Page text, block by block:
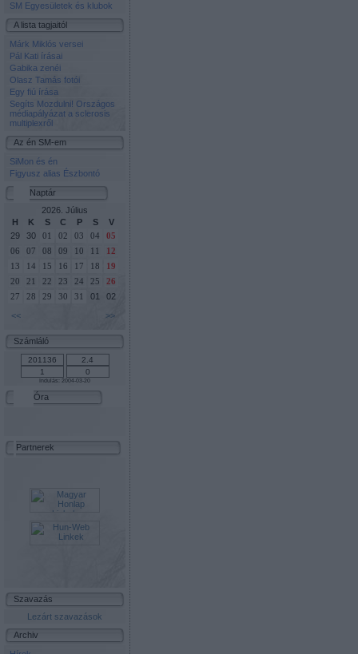
SM Egyesületek és klubok
A lista tagjaitól
Márk Miklós versei
Pál Kati írásai
Gabika zenéi
Olasz Tamás fotói
Egy fiú írása
Segíts Mozdulni! Országos
médiapályázat a sclerosis
multiplexről
Az én SM-em
SiMon és én
Figyusz alias Észbontó
Naptár
2026. Július
H
K S C P S
V
29
30 01 02 03 04
05
06
07 08 09 10 11
12
13
14 15 16 17 18
19
20
21 22 23 24 25
26
27
28 29 30 31 01
02
<<
>>
Számláló
Indulás: 2004-03-20
Óra
Partnerek
Szavazás
Lezárt szavazások
Archiv